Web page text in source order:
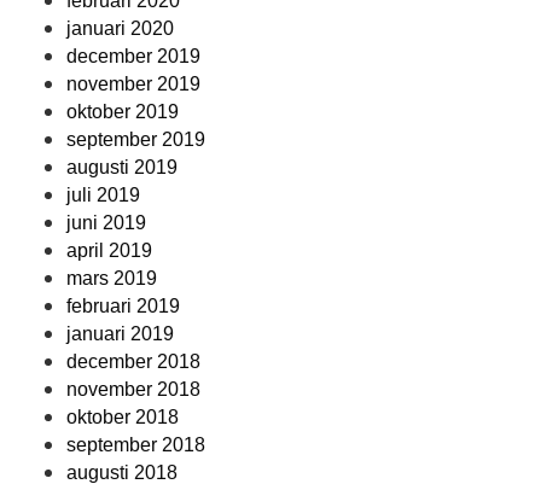
januari 2020
december 2019
november 2019
oktober 2019
september 2019
augusti 2019
juli 2019
juni 2019
april 2019
mars 2019
februari 2019
januari 2019
december 2018
november 2018
oktober 2018
september 2018
augusti 2018